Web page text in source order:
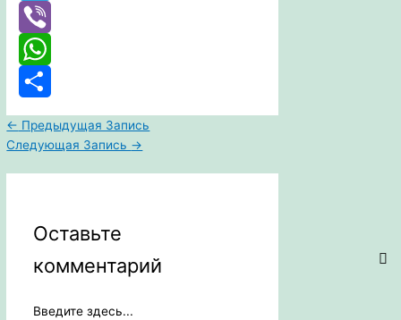
Telegram
Viber
WhatsApp
Отправить
← Предыдущая Запись
Следующая Запись →
Оставьте
комментарий
Введите здесь...